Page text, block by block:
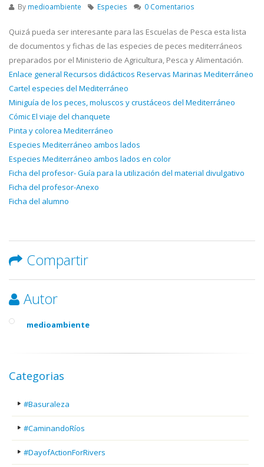
By medioambiente Especies 0 Comentarios
Quizá pueda ser interesante para las Escuelas de Pesca esta lista
de documentos y fichas de las especies de peces mediterráneos
preparados por el Ministerio de Agricultura, Pesca y Alimentación.
Enlace general Recursos didácticos Reservas Marinas Mediterráneo
Cartel especies del Mediterráneo
Miniguía de los peces, moluscos y crustáceos del Mediterráneo
Cómic El viaje del chanquete
Pinta y colorea Mediterráneo
Especies Mediterráneo ambos lados
Especies Mediterráneo ambos lados en color
Ficha del profesor- Guía para la utilización del material divulgativo
Ficha del profesor-Anexo
Ficha del alumno
Compartir
Autor
medioambiente
Categorias
#Basuraleza
#CaminandoRíos
#DayofActionForRivers